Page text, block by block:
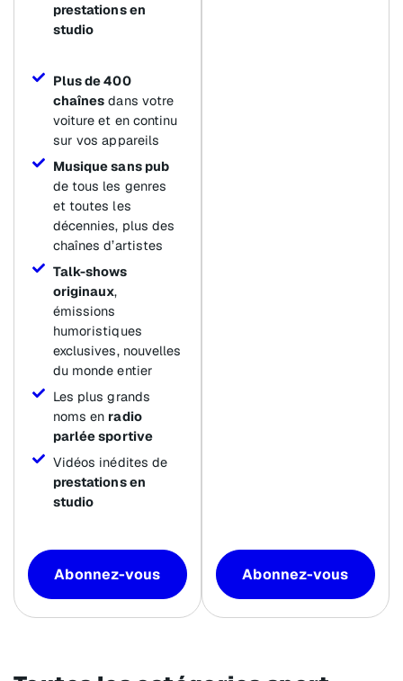
prestations en
studio
Plus de 400
chaînes dans votre
voiture et en continu
sur vos appareils
Musique sans pub
de tous les genres
et toutes les
décennies, plus des
chaînes d’artistes
Talk-shows
originaux,
émissions
humoristiques
exclusives, nouvelles
du monde entier
Les plus grands
noms en radio
parlée sportive
Vidéos inédites de
prestations en
studio
Abonnez-vous Abonnez-vous